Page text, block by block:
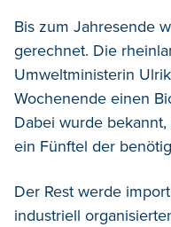
Bis zum Jahresende
gerechnet. Die
Umweltministerin
Wochenende einen
Dabei wurde
ein Fünftel der
Der Rest werde
industriell